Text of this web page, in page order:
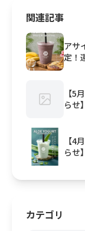
関連記事
アサ
定！
【5
らせ】
【4
らせ】
カテゴリ